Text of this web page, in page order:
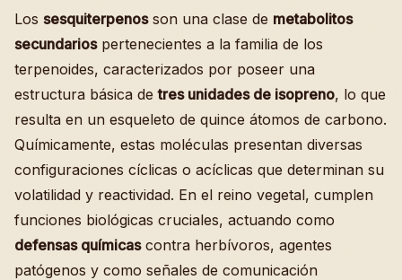
Los sesquiterpenosson una clase de metabolitos
secundariospertenecientes a la familia de los
terpenoides, caracterizados por poseer una
estructura básica detres unidades de isopreno, lo que
resulta en un esqueleto de quince átomos de carbono.
Químicamente, estas moléculas presentan diversas
configuraciones cíclicas o acíclicas que determinan su
volatilidad y reactividad. En el reino vegetal, cumplen
funciones biológicas cruciales, actuando como
defensas químicascontra herbívoros, agentes
patógenos y como señales de comunicación